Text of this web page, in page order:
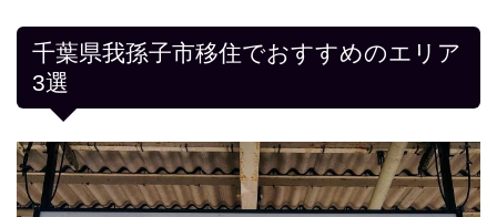
千葉県我孫子市移住でおすすめのエリア
3選